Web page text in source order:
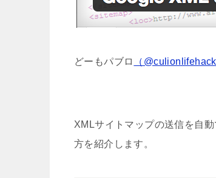
どーもパブロ （
XMLサイトマップの送信を自
方を紹介します。